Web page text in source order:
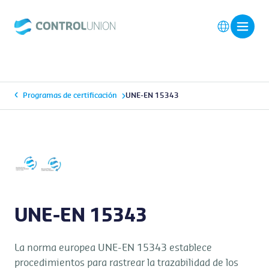
Programas de certificación UNE-EN 15343
UNE-EN 15343
La norma europea UNE-EN 15343 establece
procedimientos para rastrear la trazabilidad de los